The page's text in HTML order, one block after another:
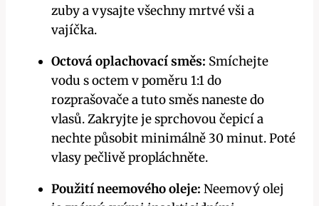
zuby ​a vysajte všechny⁤ mrtvé vši ‍a
vajíčka.
Octová oplachovací směs: Smíchejte
vodu s octem v poměru 1:1 do
rozprašovače a ‍tuto ​směs naneste do
vlasů. Zakryjte je sprchovou čepicí a
nechte působit minimálně 30 minut. Poté
vlasy pečlivě propláchněte.
Použití neemového oleje: Neemový olej